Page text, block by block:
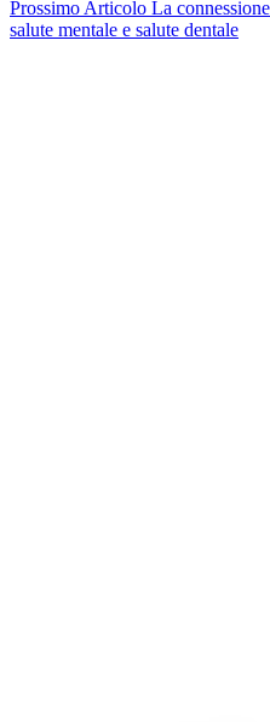
Prossimo Articolo La
salute mentale e salute dentale